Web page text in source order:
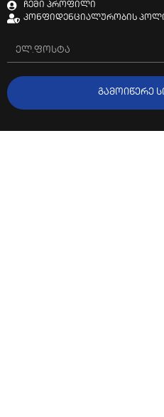
ჩემი პროფილი
კონფიდენციალურობის
ᲒᲐᲛᲝᲘᲬᲔᲠᲔ